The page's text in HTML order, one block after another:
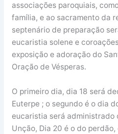
associações paroquiais,
família, e ao sacramento da
septenário de preparação
eucaristia solene e
exposição e adoração do
Oração de Vésperas.
O primeiro dia, dia 18 será
Euterpe ; o segundo é o dia
eucaristia será administrado
Unção, Dia 20 é o do